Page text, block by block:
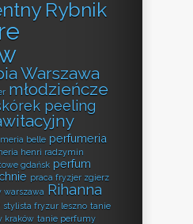
Rybnik
Warszawa
młodzieńcze
peeling
belle perfumeria
henri radzymin
gdańsk perfum
praca fryzjer zgierz
warszawa Rihanna
stylista fryzur leszno tanie
kraków tanie perfumy